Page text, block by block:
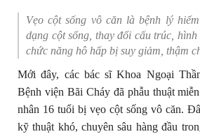
Vẹo cột sống vô căn là bệnh lý
dạng cột sống, thay đổi cấu trúc,
chức năng hô hấp bị suy giảm, thậm
Mới đây, các bác sĩ Khoa Ngoại
Bệnh viện Bãi Cháy đã phẫu thuật
nhân 16 tuổi bị vẹo cột sống vô căn.
kỹ thuật khó, chuyên sâu hàng đầu